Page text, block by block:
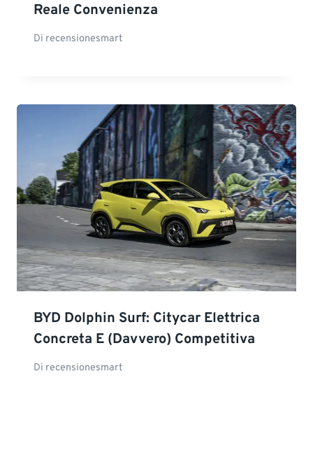
Reale Convenienza
Di recensionesmart
BYD Dolphin Surf: Citycar Elettrica
Concreta E (davvero) Competitiva
Di recensionesmart